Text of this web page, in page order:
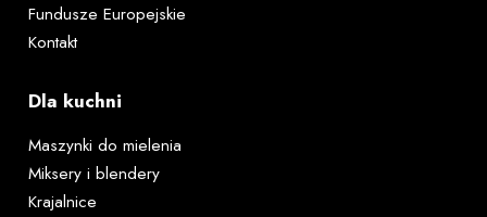
Fundusze Europejskie
Kontakt
Dla kuchni
Maszynki do mielenia
Miksery i blendery
Krajalnice